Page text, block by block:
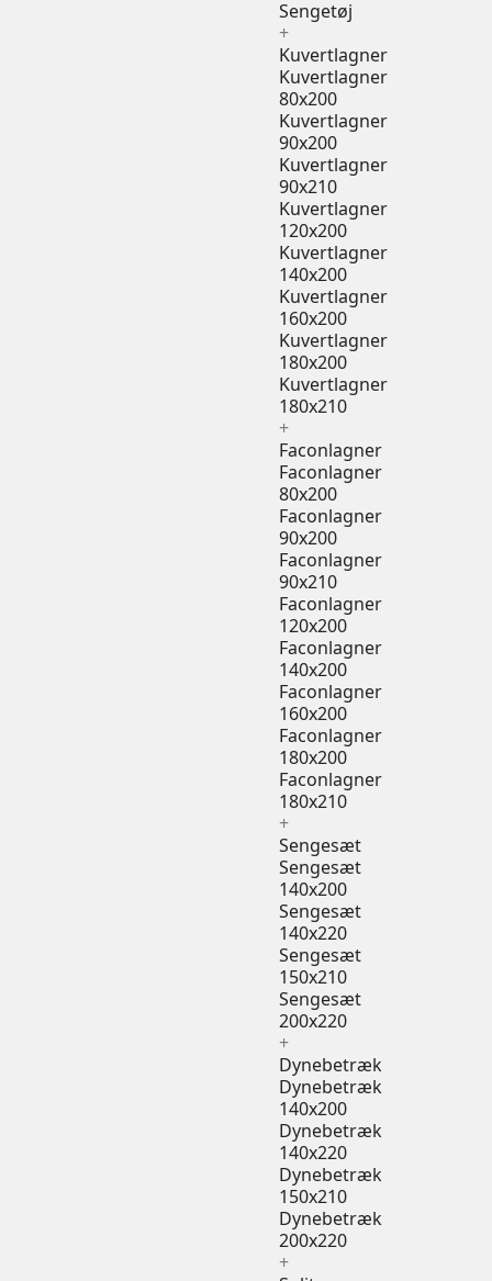
Sengetøj
+
Kuvertlagner
Kuvertlagner
80x200
Kuvertlagner
90x200
Kuvertlagner
90x210
Kuvertlagner
120x200
Kuvertlagner
140x200
Kuvertlagner
160x200
Kuvertlagner
180x200
Kuvertlagner
180x210
+
Faconlagner
Faconlagner
80x200
Faconlagner
90x200
Faconlagner
90x210
Faconlagner
120x200
Faconlagner
140x200
Faconlagner
160x200
Faconlagner
180x200
Faconlagner
180x210
+
Sengesæt
Sengesæt
140x200
Sengesæt
140x220
Sengesæt
150x210
Sengesæt
200x220
+
Dynebetræk
Dynebetræk
140x200
Dynebetræk
140x220
Dynebetræk
150x210
Dynebetræk
200x220
+